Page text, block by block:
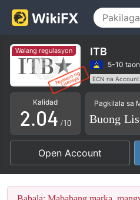
Walang regulasyon ITB
5-10 taon
ECN na Account
Kahina-
Ang buong
Mataas na
Kalidad
0
1
2
3
4
5
.0
1
2
3
0
1
2
3
4
5
6
7
/10
Pagkilala sa
Open Account